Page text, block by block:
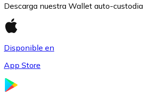
Descarga nuestra Wallet auto-custodia
Disponible en
App Store